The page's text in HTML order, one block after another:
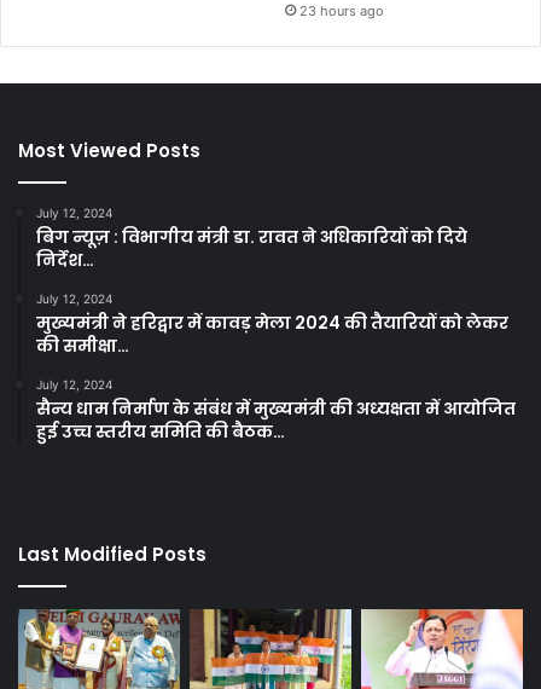
23 hours ago
Most Viewed Posts
July 12, 2024
बिग न्यूज़ : विभागीय मंत्री डा. रावत ने अधिकारियों को दिये
निर्देश…
July 12, 2024
मुख्यमंत्री ने हरिद्वार में कावड़ मेला 2024 की तैयारियों को लेकर
की समीक्षा…
July 12, 2024
सैन्य धाम निर्माण के संबंध में मुख्यमंत्री की अध्यक्षता में आयोजित
हुई उच्च स्तरीय समिति की बैठक…
Last Modified Posts